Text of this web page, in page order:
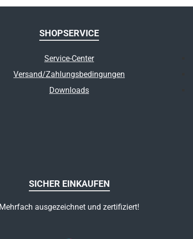
SHOPSERVICE
Service-Center
Versand/Zahlungsbedingungen
Downloads
SICHER EINKAUFEN
Mehrfach ausgezeichnet und zertifiziert!